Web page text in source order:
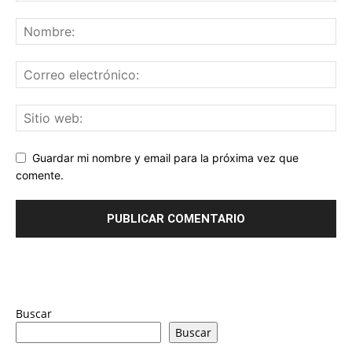
Guardar mi nombre y email para la próxima vez que
comente.
Buscar
Buscar